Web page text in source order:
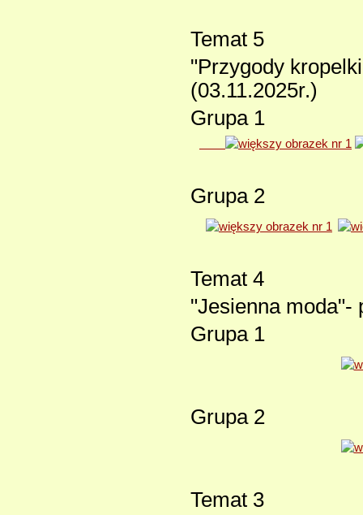
Temat 5
"Przygody
(03.11.2025r.)
Grupa 1
Grupa 2
Temat 4
"Jesienna moda"-
Grupa 1
Grupa 2
Temat 3